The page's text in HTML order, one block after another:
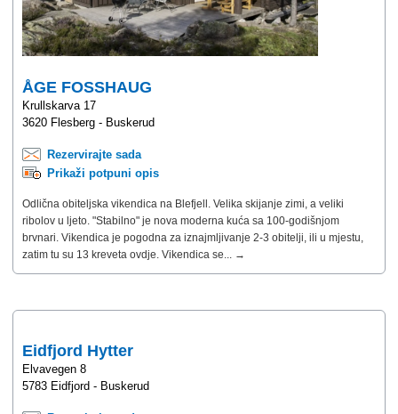
ÅGE FOSSHAUG
Krullskarva 17
3620 Flesberg - Buskerud
Rezervirajte sada
Prikaži potpuni opis
Odlična obiteljska vikendica na Blefjell. Velika skijanje zimi, a veliki
ribolov u ljeto. "Stabilno" je nova moderna kuća sa 100-godišnjom
brvnari. Vikendica je pogodna za iznajmljivanje 2-3 obitelji, ili u mjestu,
zatim tu su 13 kreveta ovdje. Vikendica se... →
Eidfjord Hytter
Elvavegen 8
5783 Eidfjord - Buskerud